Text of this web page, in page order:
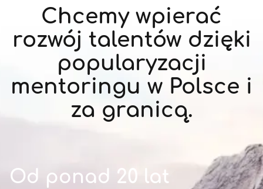
Chcemy wpierać
rozwój talentów dzięki
popularyzacji
mentoringu w Polsce i
za granicą.
Od ponad 20 lat